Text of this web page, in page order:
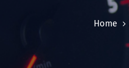
Home